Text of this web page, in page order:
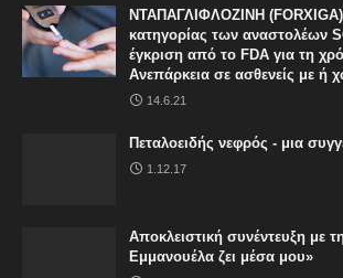
ΝΤΑΠΑΓΛΙΦΛΟΖΙΝΗ
κατηγορίας των αναστολέων
έγκριση από το FDA για τη
Ανεπάρκεια σε ασθενείς με ή
14.6.21
Πεταλοειδής νεφρός - μια
1.12.17
Αποκλειστική συνέντευξη με
Εμμανουέλα ζει μέσα μου»